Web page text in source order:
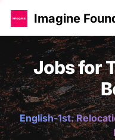
Imagine
Jobs for
English-1st.